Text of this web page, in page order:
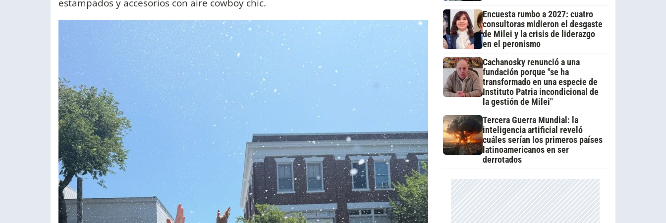
estampados y accesorios con aire cowboy chic.
Encuesta rumbo a 2027: cuatro
consultoras midieron el desgaste
de Milei y la crisis de liderazgo
en el peronismo
Cachanosky renunció a una
fundación porque "se ha
transformado en una especie de
Instituto Patria incondicional de
la gestión de Milei"
Tercera Guerra Mundial: la
inteligencia artificial reveló
cuáles serían los primeros países
latinoamericanos en ser
derrotados